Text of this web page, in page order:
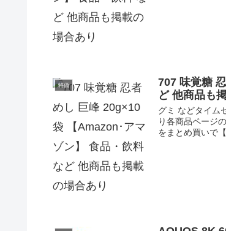
特価
707 味覚糖
ど 他商品も
グミ などタイム
り各商品ページ
をまとめ買いで